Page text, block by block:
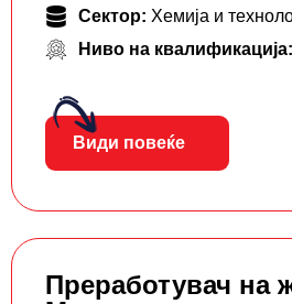
Сектор: Хемија и
Ниво на квалификација:
Види повеќе
Преработувач на